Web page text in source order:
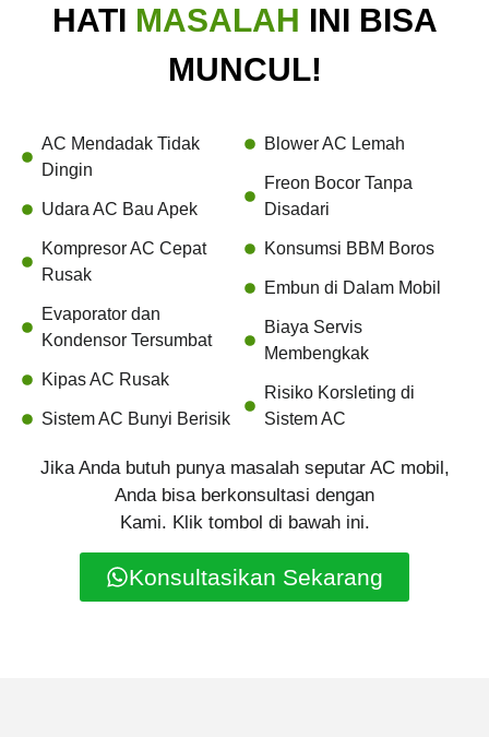
HATI MASALAH INI BISA
MUNCUL!
AC Mendadak Tidak
Dingin
Udara AC Bau Apek
Kompresor AC Cepat
Rusak
Evaporator dan
Kondensor Tersumbat
Kipas AC Rusak
Sistem AC Bunyi Berisik
Blower AC Lemah
Freon Bocor Tanpa
Disadari
Konsumsi BBM Boros
Embun di Dalam Mobil
Biaya Servis
Membengkak
Risiko Korsleting di
Sistem AC
Jika Anda butuh punya masalah seputar AC mobil,
Anda bisa berkonsultasi dengan
Kami. Klik tombol di bawah ini.
Konsultasikan Sekarang